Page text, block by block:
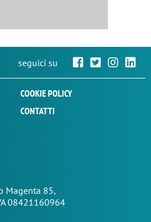
seguici su
COOKIE POLICY
CONTATTI
Magenta 85,
08421160964